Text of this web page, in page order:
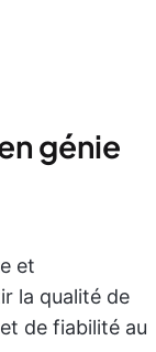
génie
et
la qualité de
de fiabilité au